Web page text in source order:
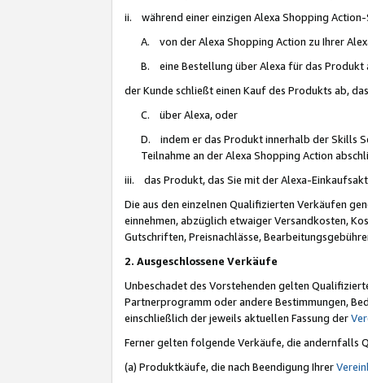
ii. während einer einzigen Alexa Shopping
A. von der Alexa Shopping Action zu Ihrer
B. eine Bestellung über Alexa für das Produkt
der Kunde schließt einen Kauf des Produkts ab,
C. über Alexa, oder
D. indem er das Produkt innerhalb der Skills
Teilnahme an der Alexa Shopping Action
iii. das Produkt, das Sie mit der Alexa-
Die aus den einzelnen Qualifizierten Verkäufen
einnehmen, abzüglich etwaiger Versandkosten,
Gutschriften, Preisnachlässe,
2. Ausgeschlossene Verkäufe
Unbeschadet des Vorstehenden gelten
Partnerprogramm oder andere Bestimmungen,
einschließlich der jeweils aktuellen Fassung der
Ferner gelten folgende Verkäufe, die andernfalls
(a) Produktkäufe, die nach Beendigung Ihrer